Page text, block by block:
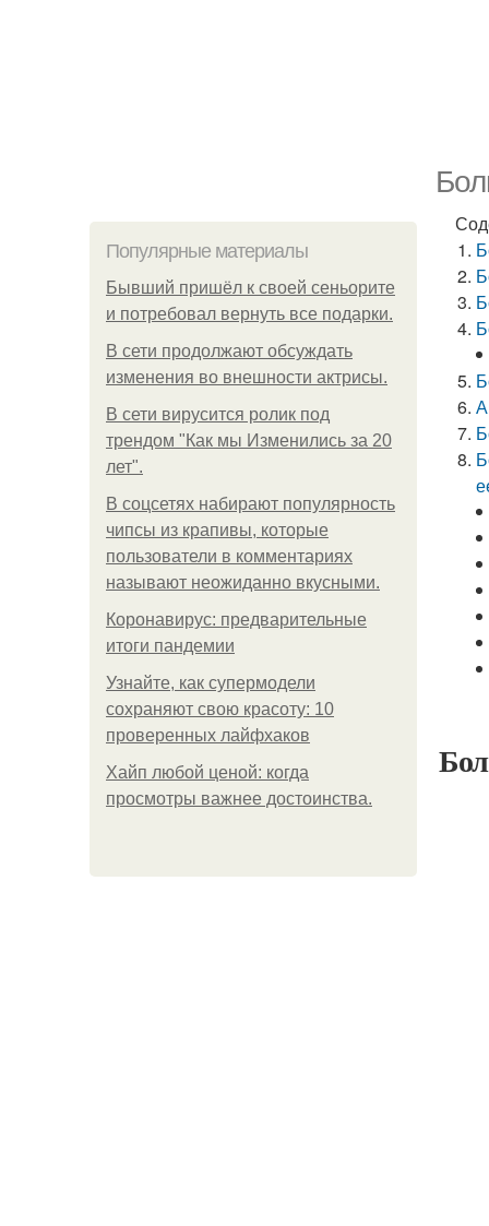
Популярные материалы
Бывший пришёл к своей сеньорите
и потребовал вернуть все подарки.
В сети продолжают обсуждать
изменения во внешности актрисы.
В сети вирусится ролик под
трендом "Как мы Изменились за 20
лет".
В соцсетях набирают популярность
чипсы из крапивы, которые
пользователи в комментариях
называют неожиданно вкусными.
Коронавирус: предварительные
итоги пандемии
Узнайте, как супермодели
сохраняют свою красоту: 10
проверенных лайфхаков
Хайп любой ценой: когда
просмотры важнее достоинства.